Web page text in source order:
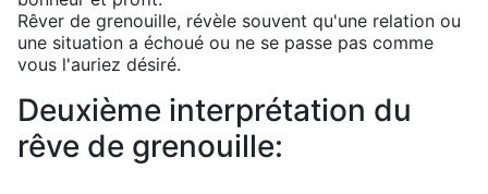
Rêver de grenouille, révèle souvent qu'une relation ou
une situation a échoué ou ne se passe pas comme
vous l'auriez désiré.
Deuxième interprétation du
rêve de grenouille: